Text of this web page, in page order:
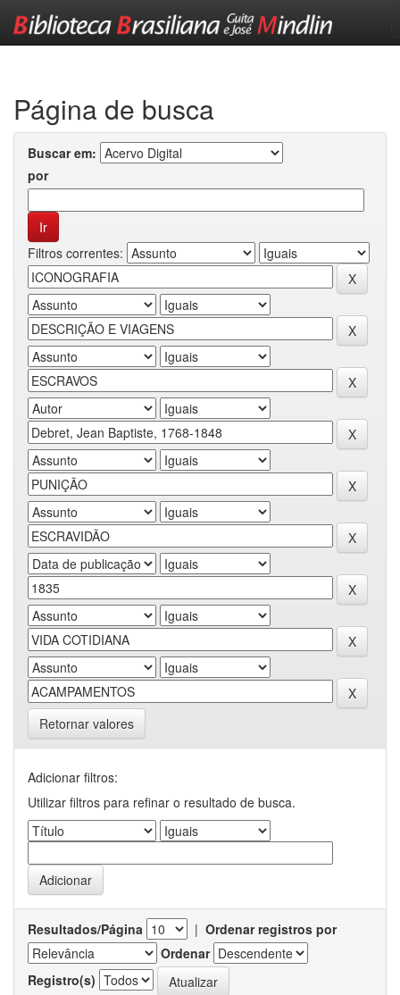
Página de busca
Buscar em:
por
Filtros correntes:
Retornar valores
Adicionar filtros:
Utilizar filtros para refinar o resultado de busca.
Resultados/Página | Ordenar registros por
Ordenar
Registro(s)